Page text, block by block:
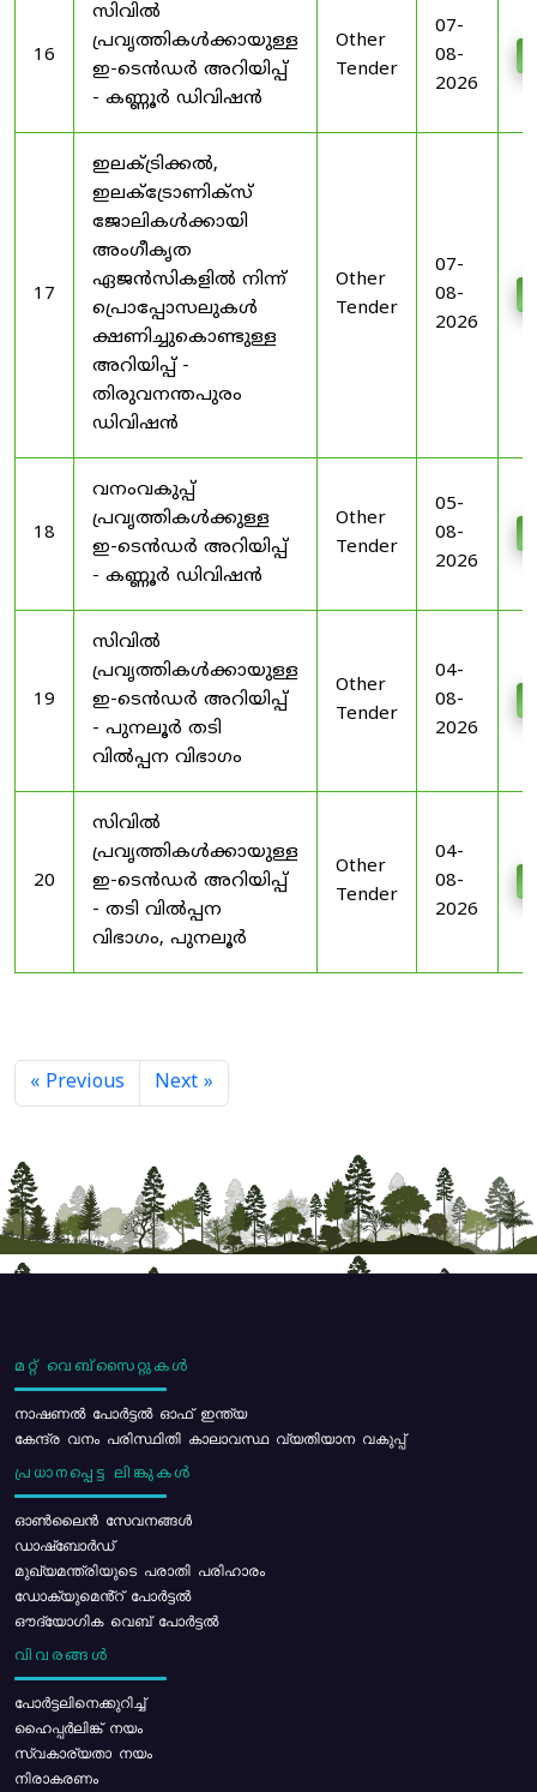
16
സിവിൽ
പ്രവൃത്തികൾക്കായുള്ള
ഇ-ടെൻഡർ അറിയിപ്പ്
- കണ്ണൂർ ഡിവിഷൻ
Other
Tender
07-
08-
2026
17
ഇലക്ട്രിക്കൽ,
ഇലക്ട്രോണിക്സ്
ജോലികൾക്കായി
അംഗീകൃത
ഏജൻസികളിൽ നിന്ന്
പ്രൊപ്പോസലുകൾ
ക്ഷണിച്ചുകൊണ്ടുള്ള
അറിയിപ്പ് -
തിരുവനന്തപുരം
ഡിവിഷൻ
Other
Tender
07-
08-
2026
18
വനംവകുപ്പ്
പ്രവൃത്തികൾക്കുള്ള
ഇ-ടെൻഡർ അറിയിപ്പ്
- കണ്ണൂർ ഡിവിഷൻ
Other
Tender
05-
08-
2026
19
സിവിൽ
പ്രവൃത്തികൾക്കായുള്ള
ഇ-ടെൻഡർ അറിയിപ്പ്
- പുനലൂർ തടി
വിൽപ്പന വിഭാഗം
Other
Tender
04-
08-
2026
20
സിവിൽ
പ്രവൃത്തികൾക്കായുള്ള
ഇ-ടെൻഡർ അറിയിപ്പ്
- തടി വിൽപ്പന
വിഭാഗം, പുനലൂർ
Other
Tender
04-
08-
2026
« Previous Next »
മറ്റ് വെബ്സൈറ്റുകൾ
നാഷണൽ പോർട്ടൽ ഓഫ് ഇന്ത്യ
കേന്ദ്ര വനം പരിസ്ഥിതി കാലാവസ്ഥ വ്യതിയാന വകുപ്പ്
പ്രധാനപ്പെട്ട ലിങ്കുകൾ
ഓൺലൈൻ സേവനങ്ങൾ
ഡാഷ്ബോർഡ്
മുഖ്യമന്ത്രിയുടെ പരാതി പരിഹാരം
ഡോക്യുമെൻ്റ് പോർട്ടൽ
ഔദ്യോഗിക വെബ് പോർട്ടൽ
വിവരങ്ങൾ
പോര്‍ട്ടലിനെക്കുറിച്ച്
ഹൈപ്പർലിങ്ക് നയം
സ്വകാര്യതാ നയം
നിരാകരണം